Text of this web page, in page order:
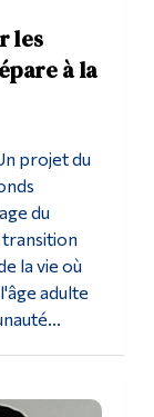
les
à la
projet du
du
transition
la vie où
adulte